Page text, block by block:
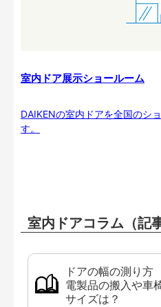
室内ドア展示ショールーム
DAIKENの室内ドアを全国のシ
す。
室内ドアコラム（記事
ドアの幅の測り
電製品の搬入や車
サイズは？